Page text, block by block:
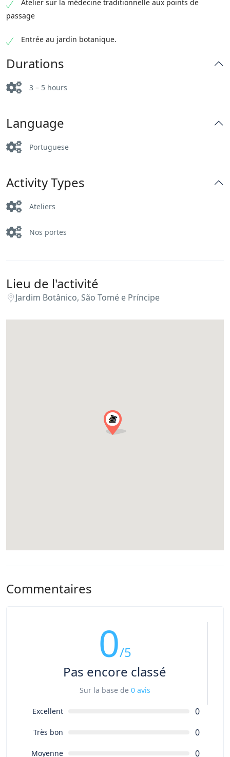
Atelier sur la médecine traditionnelle aux points de
passage
Entrée au jardin botanique.
Durations
3 – 5 hours
Language
Portuguese
Activity Types
Ateliers
Nos portes
Lieu de l'activité
Jardim Botânico, São Tomé e Príncipe
Commentaires
0/5
Pas encore classé
Sur la base de 0 avis
Excellent 0
Très bon 0
Moyenne 0